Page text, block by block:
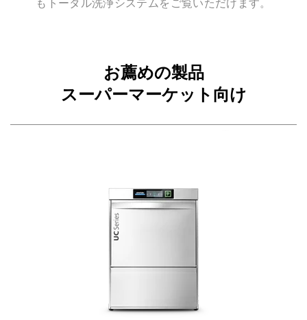
もトータル洗浄システムをご覧いただけます。
お薦めの製品
スーパーマーケット向け